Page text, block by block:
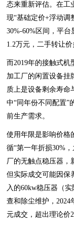
态来重新评估。在工
现“基础定价+浮动调
30%-60%区间，平
1.2万元，二手转让价
而2019年的接触式
加工厂的闲置设备挂
质上是设备剩余寿命
中“同年份不同配置”
前生产需求。
使用年限是影响价格
循“第一年折损30%
厂的无触点稳压器，
但实际成交可能因保
入的60kw稳压器（
查和除尘维护，2024
元成交，超出理论价